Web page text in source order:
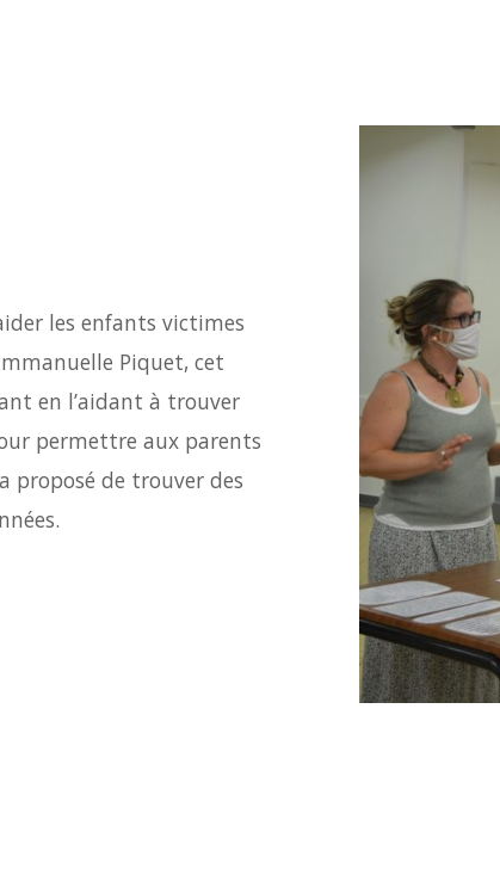
les enfants victimes
Piquet, cet
en l’aidant à trouver
permettre aux parents
proposé de trouver des